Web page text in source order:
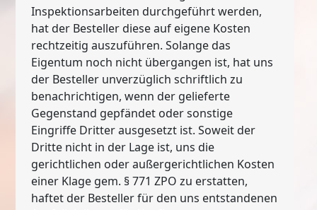
Inspektionsarbeiten durchgeführt werden,
hat der Besteller diese auf eigene Kosten
rechtzeitig auszuführen. Solange das
Eigentum noch nicht übergangen ist, hat uns
der Besteller unverzüglich schriftlich zu
benachrichtigen, wenn der gelieferte
Gegenstand gepfändet oder sonstige
Eingriffe Dritter ausgesetzt ist. Soweit der
Dritte nicht in der Lage ist, uns die
gerichtlichen oder außergerichtlichen Kosten
einer Klage gem. § 771 ZPO zu erstatten,
haftet der Besteller für den uns entstandenen